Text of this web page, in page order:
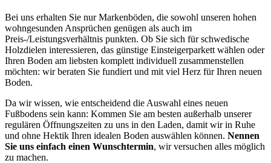
Bei uns erhalten Sie nur Markenböden, die sowohl unseren hohen
wohngesunden Ansprüchen genügen als auch im
Preis-/Leistungsverhältnis punkten. Ob Sie sich für schwedische
Holzdielen interessieren, das günstige Einsteigerparkett wählen oder
Ihren Boden am liebsten komplett individuell zusammenstellen
möchten: wir beraten Sie fundiert und mit viel Herz für Ihren neuen
Boden.
Da wir wissen, wie entscheidend die Auswahl eines neuen
Fußbodens sein kann: Kommen Sie am besten außerhalb unserer
regulären Öffnungszeiten zu uns in den Laden, damit wir in Ruhe
und ohne Hektik Ihren idealen Boden auswählen können. Nennen
Sie uns einfach einen Wunschtermin, wir versuchen alles möglich
zu machen.